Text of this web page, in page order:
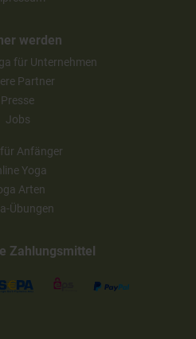
werden
für Unternehmen
Partner
Presse
Jobs
Anfänger
Yoga
Arten
Übungen
Zahlungsmittel